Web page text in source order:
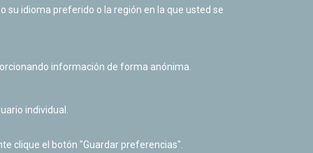
Política de cookies
Derecho de acceso a información pública
su idioma preferido o la región en la que usted se
información de forma anónima.
individual.
clique el botón "Guardar preferencias".